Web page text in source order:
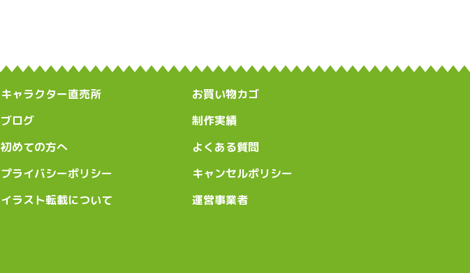
キャラクター直売所
お買い物カゴ
ブログ
制作実績
初めての方へ
よくある質問
プライバシーポリシー
キャンセルポリシー
イラスト転載について
運営事業者